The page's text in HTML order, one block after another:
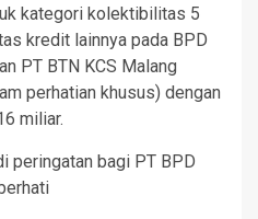
kategori kolektibilitas 5
kredit lainnya pada BPD
PT BTN KCS Malang
perhatian khusus) dengan
miliar.
peringatan bagi PT BPD